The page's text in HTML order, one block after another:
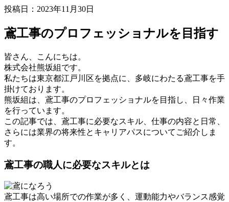
投稿日：2023年11月30日
鳶工事のプロフェッショナルを目指す
皆さん、こんにちは。
株式会社熊坂組です。
私たちは東京都江戸川区を拠点に、多岐にわたる鳶工事を手
掛けております。
熊坂組は、鳶工事のプロフェッショナルを目指し、日々作業
を行っています。
この記事では、鳶工事に必要なスキル、仕事の内容と日常、
さらには業界の将来性とキャリアパスについてご紹介しま
す。
鳶工事の職人に必要なスキルとは
鳶工事は高い場所での作業が多く、運動能力やバランス感覚